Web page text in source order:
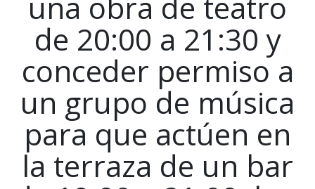
de 20:00 a 21:30 y
conceder permiso a
un grupo de música
para que actúen en
la terraza de un bar